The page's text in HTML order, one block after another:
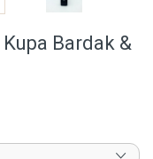
Bardak &